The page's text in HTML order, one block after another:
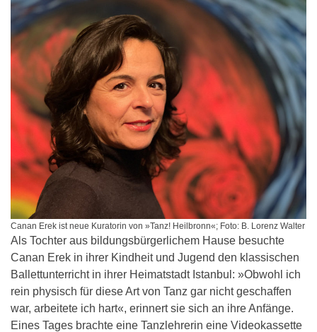
Canan Erek ist neue Kuratorin von »Tanz! Heilbronn«; Foto: B. Lorenz Walter
Als Tochter aus bildungsbürgerlichem Hause besuchte
Canan Erek in ihrer Kindheit und Jugend den klassischen
Ballettunterricht in ihrer Heimatstadt Istanbul: »Obwohl ich
rein physisch für diese Art von Tanz gar nicht geschaffen
war, arbeitete ich hart«, erinnert sie sich an ihre Anfänge.
Eines Tages brachte eine Tanzlehrerin eine Videokassette